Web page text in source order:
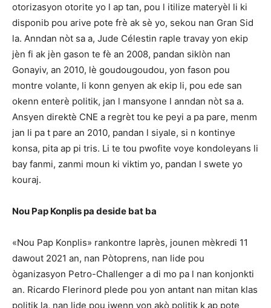
otorizasyon otorite yo l ap tan, pou l itilize materyèl li ki
disponib pou arive pote frè ak sè yo, sekou nan Gran Sid
la. Anndan nòt sa a, Jude Célestin raple travay yon ekip
jèn fi ak jèn gason te fè an 2008, pandan siklòn nan
Gonayiv, an 2010, lè goudougoudou, yon fason pou
montre volante, li konn genyen ak ekip li, pou ede san
okenn enterè politik, jan l mansyone l anndan nòt sa a.
Ansyen direktè CNE a regrèt tou ke peyi a pa pare, menm
jan li pa t pare an 2010, pandan l siyale, si n kontinye
konsa, pita ap pi tris. Li te tou pwofite voye kondoleyans li
bay fanmi, zanmi moun ki viktim yo, pandan l swete yo
kouraj.
Nou Pap Konplis pa deside bat ba
«Nou Pap Konplis» rankontre laprès, jounen mèkredi 11
dawout 2021 an, nan Pòtoprens, nan lide pou
òganizasyon Petro-Challenger a di mo pa l nan konjonkti
an. Ricardo Flerinord plede pou yon antant nan mitan klas
politik la, nan lide pou jwenn yon akò politik k ap pote